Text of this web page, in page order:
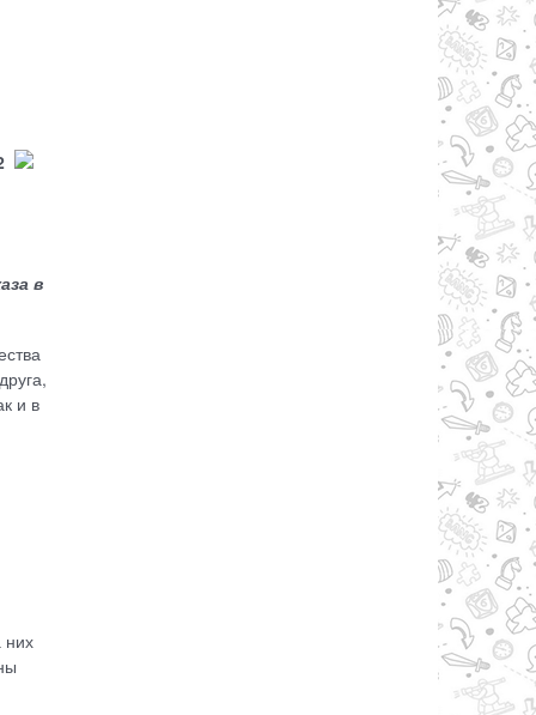
в
и в
них